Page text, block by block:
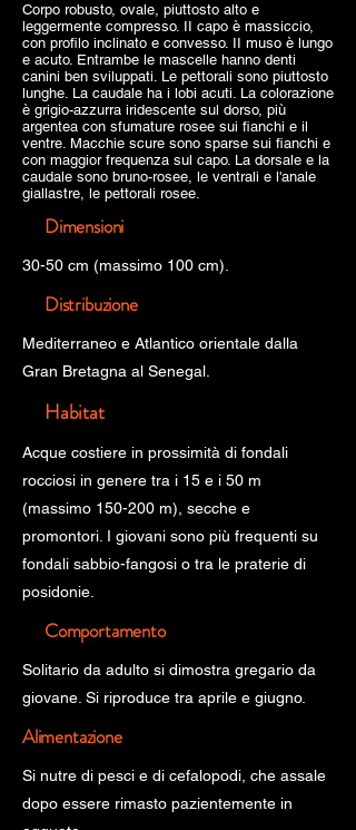
Corpo robusto, ovale, piuttosto alto e
leggermente compresso. II capo è massiccio,
con profilo inclinato e convesso. II muso è lungo
e acuto. Entrambe le mascelle hanno denti
canini ben sviluppati. Le pettorali sono piuttosto
lunghe. La caudale ha i lobi acuti. La colorazione
è grigio-azzurra iridescente sul dorso, più
argentea con sfumature rosee sui fianchi e il
ventre. Macchie scure sono sparse sui fianchi e
con maggior frequenza sul capo. La dorsale e la
caudale sono bruno-rosee, le ventrali e l'anale
giallastre, le pettorali rosee.
Dimensioni
30-50 cm (massimo 100 cm).
Distribuzione
Mediterraneo e Atlantico orientale dalla
Gran Bretagna al Senegal.
Habitat
Acque costiere in prossimità di fondali
rocciosi in genere tra i 15 e i 50 m
(massimo 150-200 m), secche e
promontori. I giovani sono più frequenti su
fondali sabbio-fangosi o tra le praterie di
posidonie.
Comportamento
Solitario da adulto si dimostra gregario da
giovane. Si riproduce tra aprile e giugno.
Alimentazione
Si nutre di pesci e di cefalopodi, che assale
dopo essere rimasto pazientemente in